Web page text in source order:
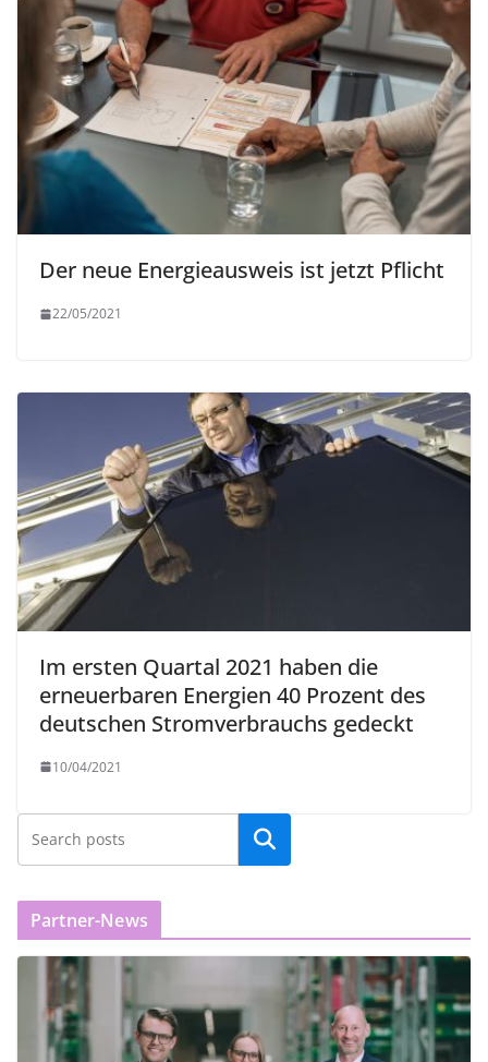
Der neue Energieausweis ist jetzt Pflicht
22/05/2021
Im ersten Quartal 2021 haben die
erneuerbaren Energien 40 Prozent des
deutschen Stromverbrauchs gedeckt
10/04/2021
Partner-News